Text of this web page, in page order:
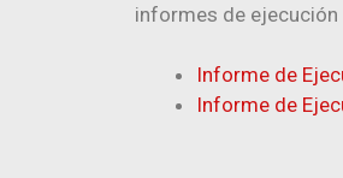
informes de ejecución
Informe de
Informe de